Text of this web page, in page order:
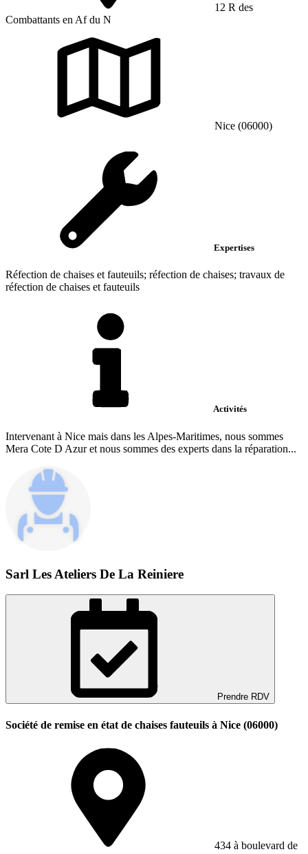
12 R des
Combattants en Af du N
Nice (06000)
Expertises
Réfection de chaises et fauteuils; réfection de chaises; travaux de
réfection de chaises et fauteuils
Activités
Intervenant à Nice mais dans les Alpes-Maritimes, nous sommes
Mera Cote D Azur et nous sommes des experts dans la réparation...
Sarl Les Ateliers De La Reiniere
Prendre RDV
Société de remise en état de chaises fauteuils à Nice (06000)
434 à boulevard de